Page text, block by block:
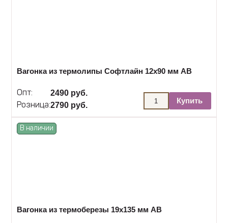
Вагонка из термолипы Софтлайн 12х90 мм АВ
Опт: 2490 руб.
Розница:2790 руб.
Купить
В наличии
Вагонка из термоберезы 19х135 мм АВ